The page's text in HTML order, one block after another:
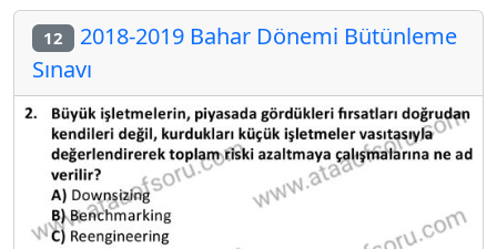
12 2018-2019 Bahar Dönemi Bütünleme
Sınavı